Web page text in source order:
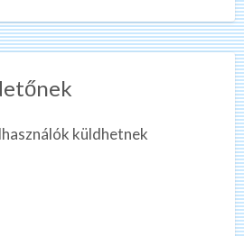
küldhetnek